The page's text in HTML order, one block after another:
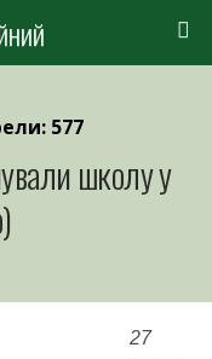
577
школу у
27